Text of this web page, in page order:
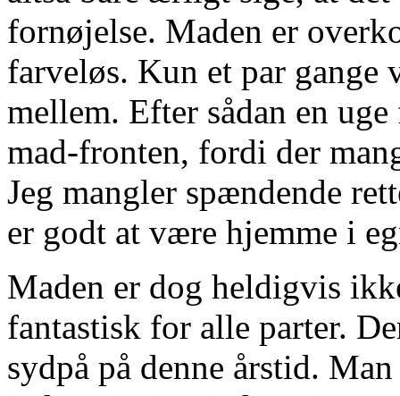
fornøjelse. Maden er
farveløs. Kun et par gange
mellem. Efter sådan en
mad-fronten, fordi der
Jeg mangler spændende
er godt at være hjemme i
Maden er dog heldigvis
fantastisk for alle parter.
sydpå på denne årstid.